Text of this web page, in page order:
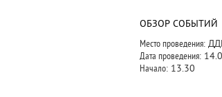
ОБЗОР СОБЫТИЙ
Место проведения:
Дата проведения:
Начало: 13.30